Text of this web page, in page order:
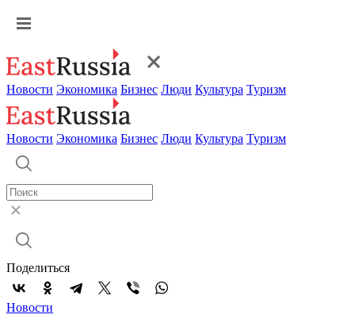
Новости Экономика Бизнес Люди Культура Туризм
Новости Экономика Бизнес Люди Культура Туризм
Поделиться
Новости